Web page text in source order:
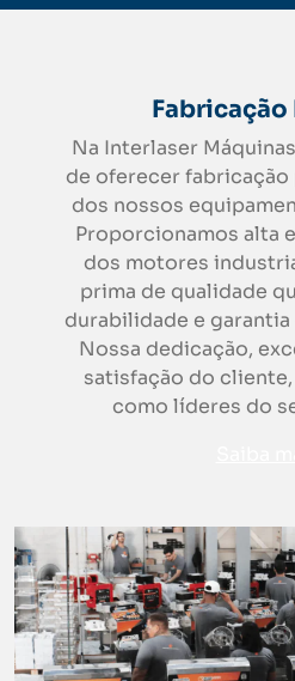
Fabricação
Na Interlaser
de oferecer fabricação
dos nossos
Proporcionamos alta
dos motores
prima de qualidade
durabilidade e
Nossa dedicação,
satisfação do
como líderes do